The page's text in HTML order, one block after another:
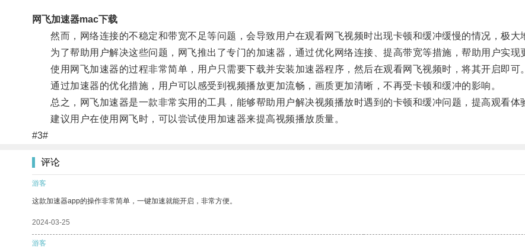
网飞加速器mac下载
然而，网络连接的不稳定和带宽不足等问题，会导致用户在观看网飞视频时出现卡顿和缓冲缓慢的情况，极大
为了帮助用户解决这些问题，网飞推出了专门的加速器，通过优化网络连接、提高带宽等措施，帮助用户实现
使用网飞加速器的过程非常简单，用户只需要下载并安装加速器程序，然后在观看网飞视频时，将其开启即可。
通过加速器的优化措施，用户可以感受到视频播放更加流畅，画质更加清晰，不再受卡顿和缓冲的影响。
总之，网飞加速器是一款非常实用的工具，能够帮助用户解决视频播放时遇到的卡顿和缓冲问题，提高观看体
建议用户在使用网飞时，可以尝试使用加速器来提高视频播放质量。
#3#
评论
游客
这款加速器app的操作非常简单，一键加速就能开启，非常方便。
2024-03-25
游客